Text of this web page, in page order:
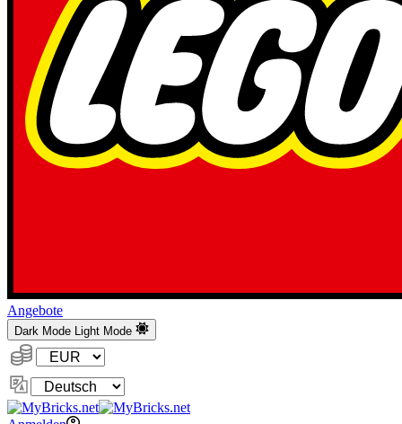
Angebote
Dark Mode Light Mode
Währung:
Sprache
ändern